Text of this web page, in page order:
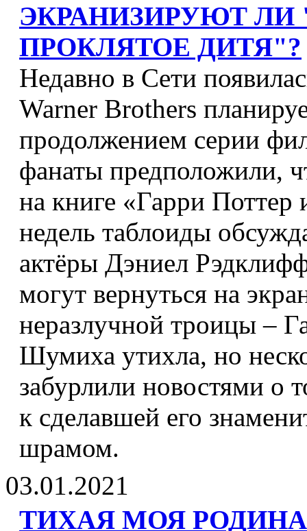
ЭКРАНИЗИРУЮТ ЛИ
ПРОКЛЯТОЕ ДИТЯ"?
Недавно в Сети
Warner Brothers
продолжением серии
фанаты предположили,
на книге «Гарри
недель таблоиды
актёры Дэниел
могут вернуться на
неразлучной троицы –
Шумиха утихла, но
забурлили новостями о
к сделавшей его
шрамом.
03.01.2021
ТИХАЯ МОЯ